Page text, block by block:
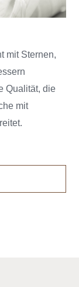
mit Sternen,
Qualität, die
mit